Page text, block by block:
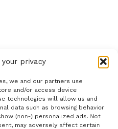
your privacy
we and our partners use
and/or access device
technologies will allow us and
data such as browsing behavior
(non-) personalized ads. Not
may adversely affect certain